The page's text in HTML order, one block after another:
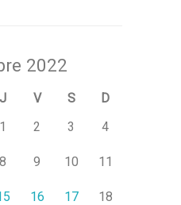
2022
J V S
D
1
2 3 4
8 9 10 11
16 17 18